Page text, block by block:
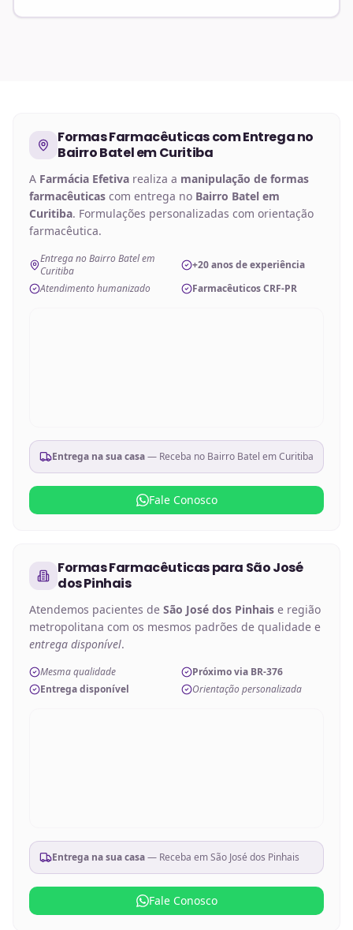
Formas Farmacêuticascom Entrega no
Bairro Batel em Curitiba
A Farmácia Efetiva realiza a manipulação de formas
farmacêuticas com entrega no Bairro Batel em
Curitiba. Formulações personalizadas com orientação
farmacêutica.
Entrega no Bairro Batel em
Curitiba
+20 anos de experiência
Atendimento humanizado
Farmacêuticos CRF-PR
Entrega na sua casa— Receba no Bairro Batel em Curitiba
Fale Conosco
Formas Farmacêuticaspara São José
dos Pinhais
Atendemos pacientes de São José dos Pinhais e região
metropolitana com os mesmos padrões de qualidade e
entrega disponível.
Mesma qualidade
Próximo via BR-376
Entrega disponível
Orientação personalizada
Entrega na sua casa— Receba emSão José dos Pinhais
Fale Conosco